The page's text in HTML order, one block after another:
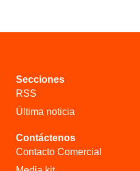
Secciones
RSS
Última noticia
Contáctenos
Contacto Comercial